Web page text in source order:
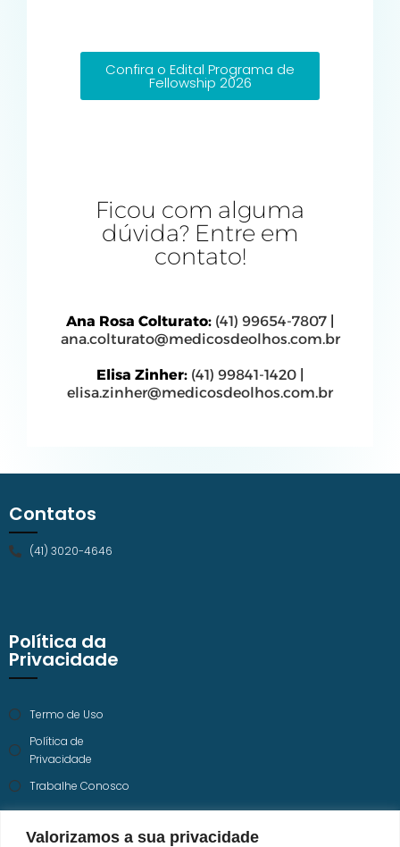
Valorizamos a sua privacidade
Confira o Edital Programa de
Fellowship 2026
Ficou com alguma
dúvida? Entre em
contato!
Ana Rosa Colturato: (41) 99654-7807
ana.colturato@medicosdeolhos.com.br
Elisa Zinher: (41) 99841-1420
elisa.zinher@medicosdeolhos.com.br
Política da
Privacidade
Termo de Uso
Política de
Privacidade
Trabalhe Conosco
Contatos
(41) 3020-4646